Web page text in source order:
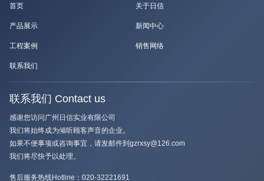
首页 关于日信
产品展示 新闻中心
工程案例 销售网络
联系我们
联系我们 Contact us
感谢您访问广州日信实业有限公司
我们将始终成为倾听顾客声音的企业。
如果不便事项或咨询事宜，请发邮件到gzrxsy@126.com
我们将尽快予以处理。
售后服务热线Hotline： 020-32221691